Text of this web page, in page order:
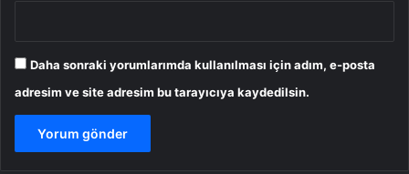
Daha sonraki yorumlarımda kullanılması için adım, e-posta
adresim ve site adresim bu tarayıcıya kaydedilsin.